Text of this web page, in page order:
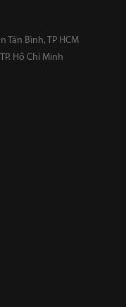
Tân Bình, TP HCM
Hồ Chí Minh